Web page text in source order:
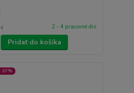
2 - 4 pracovné dni
Pridať do košíka
10%